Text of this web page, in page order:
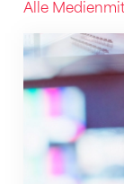
Alle
STV und